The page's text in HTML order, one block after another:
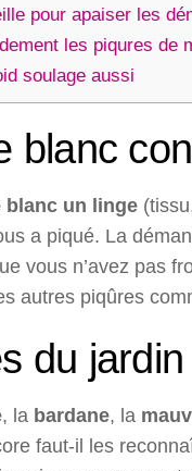
pour apaiser les
les piqures de
soulage aussi
blanc
blanc un linge
a piqué. La
vous n’avez pas
autres piqûres
du
, la bardane, la
faut-il les